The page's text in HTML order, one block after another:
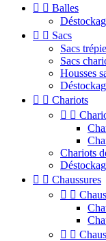
  Balles
  Sacs
Sacs
Sacs
Housses
  Chariots
 
Chariots
  Chaussures
 
 